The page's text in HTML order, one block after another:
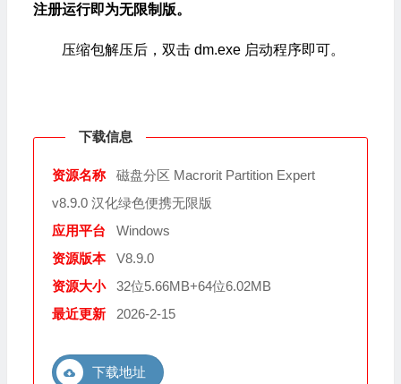
注册运行即为无限制版。
压缩包解压后，双击 dm.exe 启动程序即可。
下载信息
资源名称
磁盘分区 Macrorit Partition Expert
v8.9.0 汉化绿色便携无限版
应用平台
Windows
资源版本
V8.9.0
资源大小
32位5.66MB+64位6.02MB
最近更新
2026-2-15
下载地址